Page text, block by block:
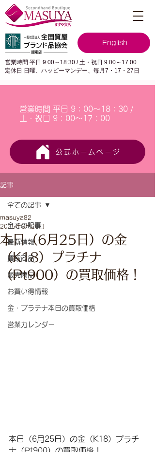
English
営業時間 平日 9:00～18:30 / 土・祝日 9:00～17:00
定休日 日曜、ハッピーマンデー、毎月7・17・27日
営業時間 平日 9：00～18：30 /
土・祝日 9：00～17：00
公式ホームページ
記事
全ての記事
最新情報
買取商品
販売商品
お買い得情報
金・プラチナ本日の買取価格
営業カレンダー
全ての記事
本日（6月25日）の金
（K18）プラチナ
（Pt900）の買取価格！
masuya82
2025年6月25日
本日（6月25日）の金（K18）プラチ